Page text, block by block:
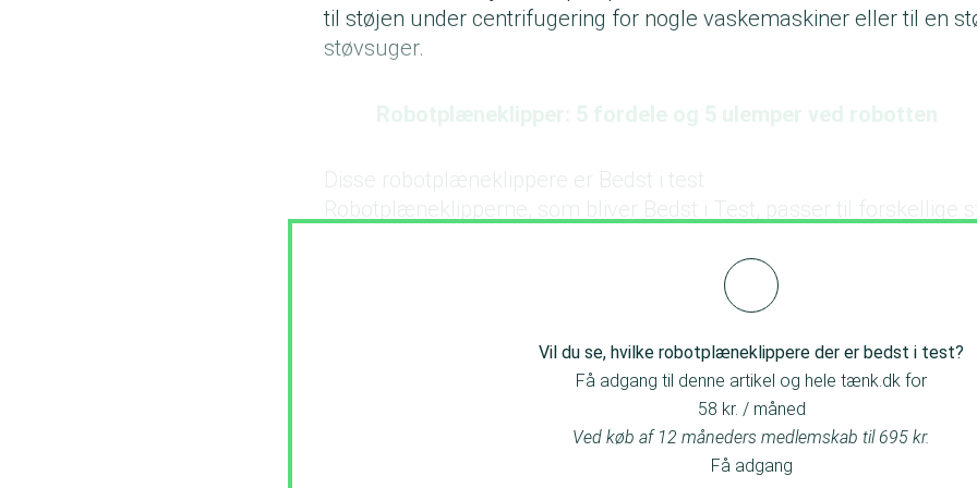
til støjen under centrifugering for nogle vaskemaskiner eller til en
støvsuger.
Robotplæneklipper: 5 fordele og 5 ulemper ved robotten
Disse robotplæneklippere er Bedst i test
Robotplæneklipperne, som bliver Bedst i Test, passer til forskellige
Vil du se, hvilke robotplæneklippere der er bedst i test?
Få adgang til denne artikel og hele tænk.dk for
58 kr. / måned
Ved køb af 12 måneders medlemskab til 695 kr.
Få adgang